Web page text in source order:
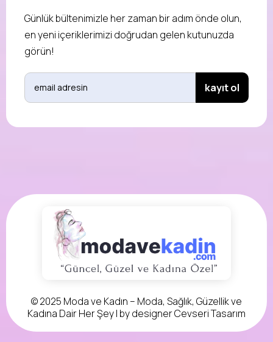
Günlük bültenimizle her zaman bir adım önde olun,
en yeni içeriklerimizi doğrudan gelen kutunuzda
görün!
© 2025 Moda ve Kadın – Moda, Sağlık, Güzellik ve
Kadına Dair Her Şey | by designerCevseri Tasarım